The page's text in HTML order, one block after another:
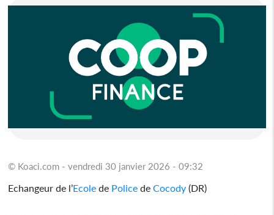
© Koaci.com - vendredi 30 janvier 2026 - 09:32
Echangeur de l’Ecole de Police deCocody (DR)